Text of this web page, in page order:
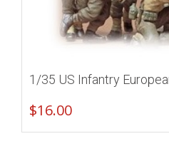
1/35 US Infantry
$16.00